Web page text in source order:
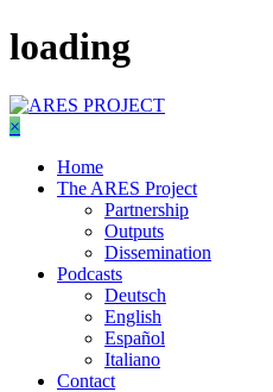
Skip
to
loading
×
Home
The ARES Project
Partnership
Outputs
Dissemination
Podcasts
Deutsch
English
Español
Italiano
Contact